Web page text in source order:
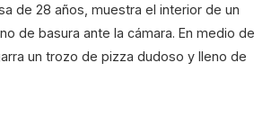
de 28 años, muestra el interior de un
de basura ante la cámara. En medio de
un trozo de pizza dudoso y lleno de